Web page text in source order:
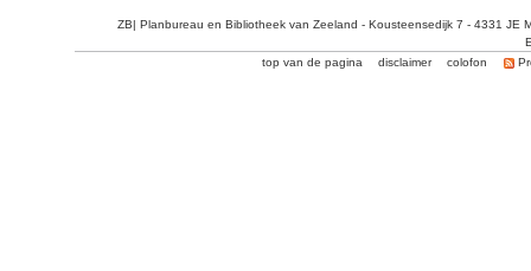
ZB| Planbureau en Bibliotheek van Zeeland - Kousteensedijk 7 - 4331 JE
top van de pagina
disclaimer colofon